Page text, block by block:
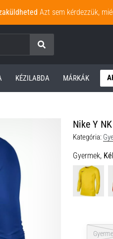
Azt sem kérdezzük,
Keresés
KÉZILABDA MÁRKÁK
Nike Y
Kategória:
Gyermek,